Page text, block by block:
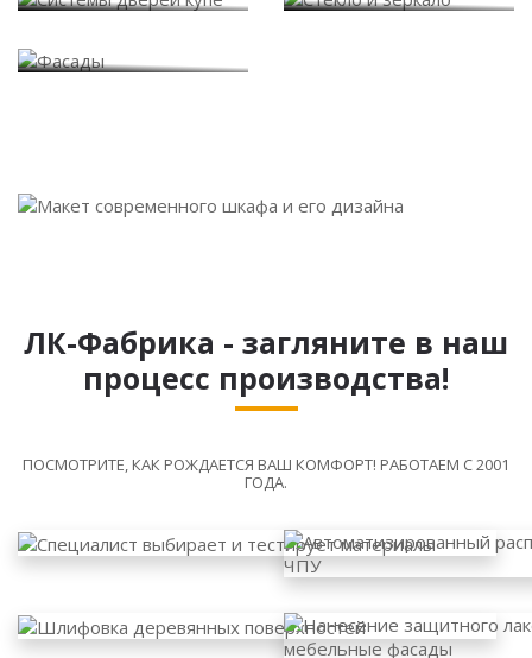
ЛК-Фабрика - загляните в наш
процесс производства!
ПОСМОТРИТЕ, КАК РОЖДАЕТСЯ ВАШ КОМФОРТ! РАБОТАЕМ С 2001
ГОДА.